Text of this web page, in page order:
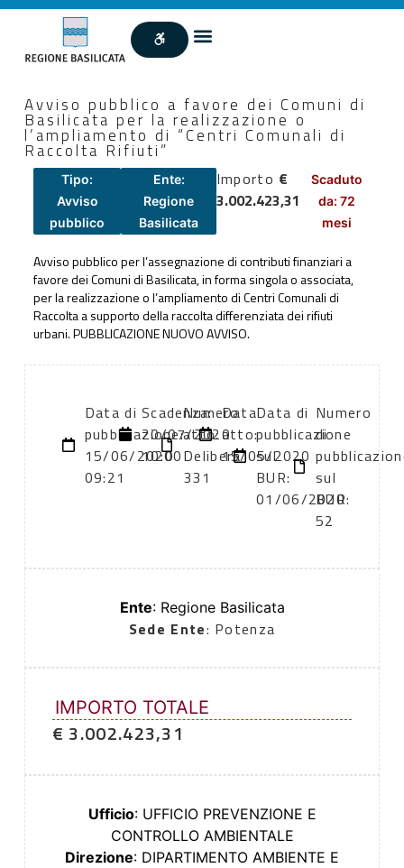
Avviso pubblico a favore dei Comuni di
Basilicata per la realizzazione o
l’ampliamento di “Centri Comunali di
Raccolta Rifiuti”
Tipo:
Avviso
pubblico
Ente:
Regione
Basilicata
Importo €
3.002.423,31
Scaduto
da: 72
mesi
Avviso pubblico per l’assegnazione di contributi finanziari a
favore dei Comuni di Basilicata, in forma singola o associata,
per la realizzazione o l’ampliamento di Centri Comunali di
Raccolta a supporto della raccolta differenziata dei rifiuti
urbani. PUBBLICAZIONE NUOVO AVVISO.
Data di
pubblicazione:
15/06/2020
09:21
Scadenza:
20/07/2020
10:00
Numero
atto:
Delibera
331
Data
atto:
15/05/2020
Data di
pubblicazione
sul
BUR:
01/06/2020
Numero
di
sul
BUR:
52
Ente: Regione Basilicata
Sede Ente: Potenza
IMPORTO TOTALE
€ 3.002.423,31
Ufficio: UFFICIO PREVENZIONE E
CONTROLLO AMBIENTALE
Direzione: DIPARTIMENTO AMBIENTE E